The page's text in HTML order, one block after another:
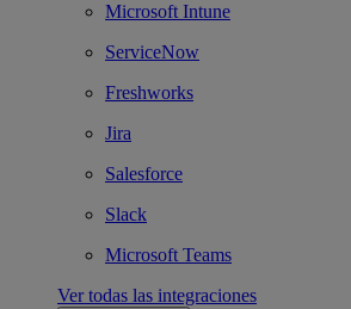
Microsoft Intune
ServiceNow
Freshworks
Jira
Salesforce
Slack
Microsoft Teams
Ver todas las integraciones